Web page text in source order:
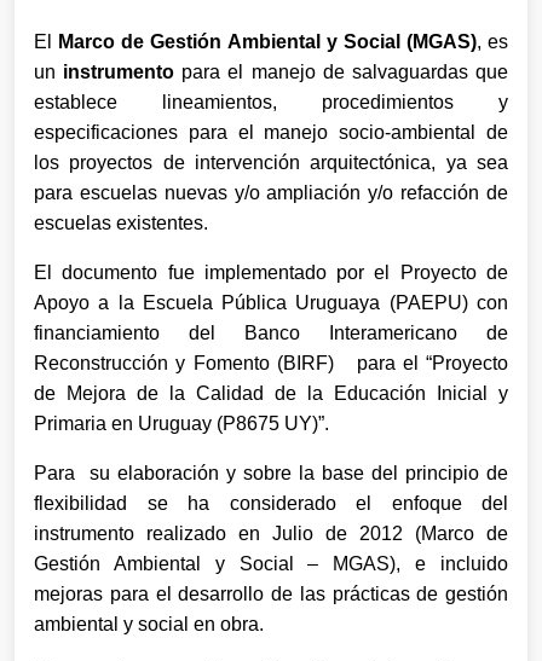
El Marco de Gestión Ambiental y Social (MGAS), es
un instrumento para el manejo de salvaguardasque
establece lineamientos, procedimientos y
especificaciones para el manejo socio-ambiental de
los proyectos de intervención arquitectónica, ya sea
para escuelas nuevas y/oampliación y/o refacción de
escuelas existentes.
El documento fue implementado por el Proyecto de
Apoyo a la Escuela Pública Uruguaya (PAEPU) con
financiamiento del Banco Interamericano de
Reconstrucción y Fomento (BIRF) para el “Proyecto
de Mejora de la Calidad de la Educación Inicial y
Primaria en Uruguay (P8675 UY)”.
Para su elaboración y sobre la base del principio de
flexibilidad se ha considerado el enfoque del
instrumento realizado en Julio de 2012 (Marco de
Gestión Ambiental y Social – MGAS), e incluido
mejoras para el desarrollo de las prácticas de gestión
ambiental y social en obra.